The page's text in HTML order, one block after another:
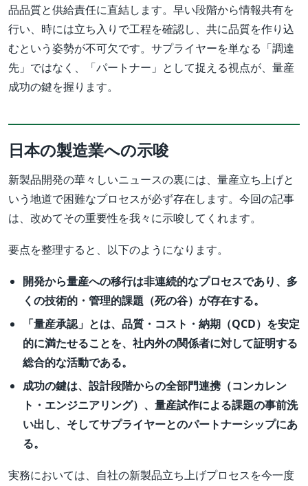
品品質と供給責任に直結します。早い段階から情報共有を
行い、時には立ち入りで工程を確認し、共に品質を作り込
むという姿勢が不可欠です。サプライヤーを単なる「調達
先」ではなく、「パートナー」として捉える視点が、量産
成功の鍵を握ります。
日本の製造業への示唆
新製品開発の華々しいニュースの裏には、量産立ち上げと
いう地道で困難なプロセスが必ず存在します。今回の記事
は、改めてその重要性を我々に示唆してくれます。
要点を整理すると、以下のようになります。
開発から量産への移行は非連続的なプロセスであり、多
くの技術的・管理的課題（死の谷）が存在する。
「量産承認」とは、品質・コスト・納期（QCD）を安定
的に満たせることを、社内外の関係者に対して証明する
総合的な活動である。
成功の鍵は、設計段階からの全部門連携（コンカレン
ト・エンジニアリング）、量産試作による課題の事前洗
い出し、そしてサプライヤーとのパートナーシップにあ
る。
実務においては、自社の新製品立ち上げプロセスを今一度